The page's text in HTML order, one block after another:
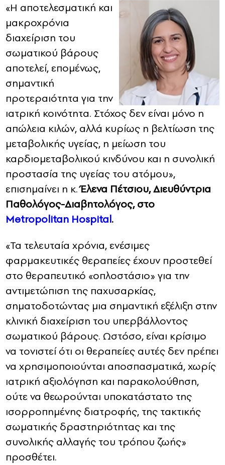
«Η αποτελεσματική και
μακροχρόνια
διαχείριση του
σωματικού βάρους
αποτελεί, επομένως,
σημαντική
προτεραιότητα για την
ιατρική κοινότητα. Στόχος δεν είναι μόνο η
απώλεια κιλών, αλλά κυρίως η βελτίωση της
μεταβολικής υγείας, η μείωση του
καρδιομεταβολικού κινδύνου και η συνολική
προστασία της υγείας του ατόμου»,
επισημαίνει η κ.Έλενα Πέτσιου,Διευθύντρια
Παθολόγος-Διαβητολόγος, στο
Metropolitan Hospital.
«Τα τελευταία χρόνια, ενέσιμες
φαρμακευτικές θεραπείες έχουν προστεθεί
στο θεραπευτικό «οπλοστάσιο» για την
αντιμετώπιση της παχυσαρκίας,
σηματοδοτώντας μια σημαντική εξέλιξη στην
κλινική διαχείριση του υπερβάλλοντος
σωματικού βάρους. Ωστόσο, είναι κρίσιμο
να τονιστεί ότι οι θεραπείες αυτές δεν πρέπει
να χρησιμοποιούνται αποσπασματικά, χωρίς
ιατρική αξιολόγηση και παρακολούθηση,
ούτε να θεωρούνται υποκατάστατο της
ισορροπημένης διατροφής, της τακτικής
σωματικής δραστηριότητας και της
συνολικής αλλαγής του τρόπου ζωής»
προσθέτει.